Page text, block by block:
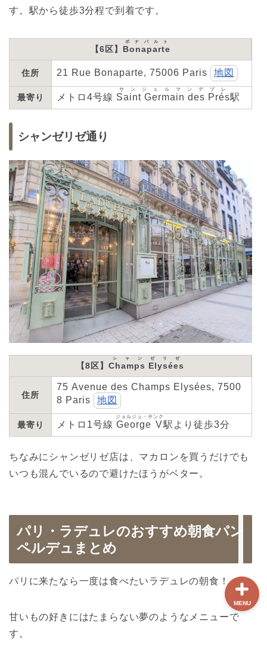
す。駅から徒歩3分程で到着です。
【6区】 Bonaparte
ボナパルト
住所 21 Rue Bonaparte, 75006 Paris 地図
最寄り メトロ4号線 Saint Germain des Prés
サンジェルマンデプレ
駅
シャンゼリゼ通り
【8区】 Champs Elysées
シャンゼリゼ
住所
75 Avenue des Champs Elysées, 7500
8 Paris
地図
最寄り メトロ1号線 George V
ジョルジュ・サンク
駅より徒歩3分
ちなみにシャンゼリゼ店は、マカロンを買うだけでも
いつも混んでいるので避けたほうがベター。
パリ・ラデュレのおすすめ朝食パン
ペルデュまとめ
パリに来たなら一度は食べたいラデュレの朝食！
甘いもの好きにはたまらない夢のようなメニューで
す。
MENU
当サイト限定クーポン
て